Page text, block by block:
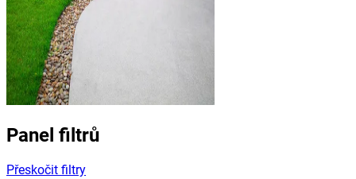
Panel filtrů
Přeskočit filtry